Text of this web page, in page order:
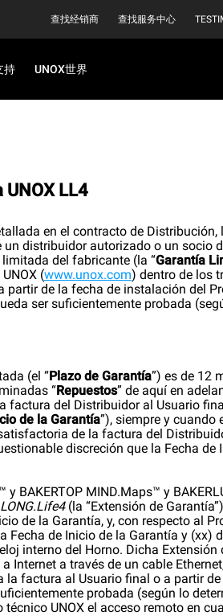
查找经销商 查找服务中心
持 UNOX世界
LL4
en el contracto de Distribución,
un distribuidor autorizado o un socio
del fabricante (la “Garantía
(www.unox.com) dentro de los
de la fecha de instalación del
ser suficientemente probada
(el “Plazo de Garantía”) es de 12
“Repuestos” de aquí en
factura del Distribuidor al Usuario
de la Garantía”), siempre y cuando
de la factura del
discreción que la Fecha
BAKERTOP MIND.Maps™ y
LONG.Life4(la “Extensión de
de la Garantía, y, con respecto al
Fecha de Inicio de la Garantía y
interno del Horno. Dicha
Internet a través de un cable
factura al Usuario final o a partir
probada (según lo
UNOX el acceso remoto en